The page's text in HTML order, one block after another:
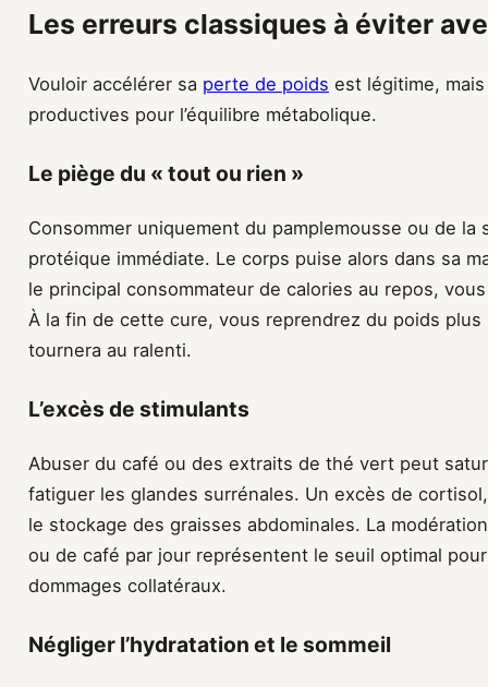
Les erreurs classiques à éviter
Vouloir accélérer sa perte de poids est légitime,
productives pour l’équilibre métabolique.
Le piège du « tout ou rien »
Consommer uniquement du pamplemousse ou de
protéique immédiate. Le corps puise alors dans sa
le principal consommateur de calories au repos,
À la fin de cette cure, vous reprendrez du poids
tournera au ralenti.
L’excès de stimulants
Abuser du café ou des extraits de thé vert peut
fatiguer les glandes surrénales. Un excès de
le stockage des graisses abdominales. La
ou de café par jour représentent le seuil optimal
dommages collatéraux.
Négliger l’hydratation et le sommeil